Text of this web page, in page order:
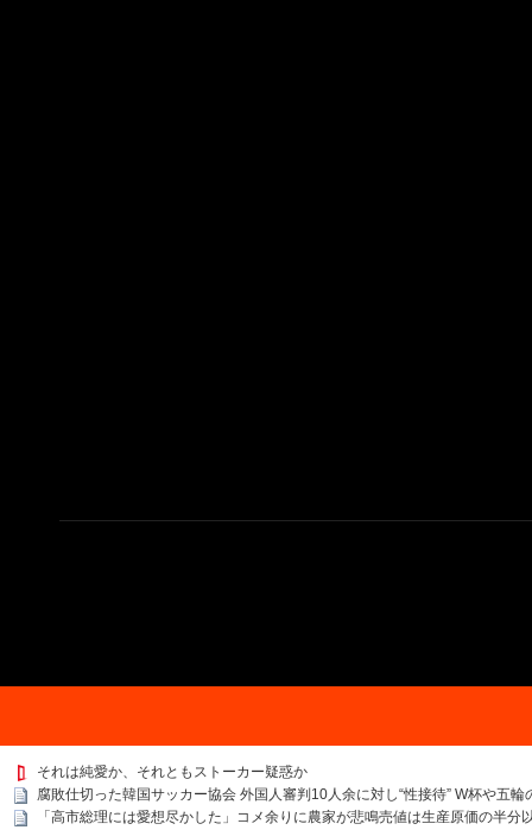
それは純愛か、それともストーカー疑惑か
腐敗仕切った韓国サッカー協会 外国人審判10人余に対し“性接待” W杯や五輪
「高市総理には愛想尽かした」コメ余りに農家が悲鳴売値は生産原価の半